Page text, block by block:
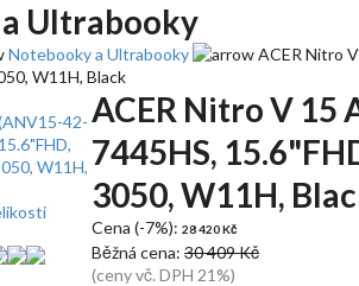
Ultrabooky
Notebooky a Ultrabooky
ACER Nitro
W11H, Black
ACER Nitro V 15
7445HS,
3050, W11H,
Cena (-7%): 28 420 Kč
Běžná cena: 30 409 Kč
(ceny vč. DPH 21%)